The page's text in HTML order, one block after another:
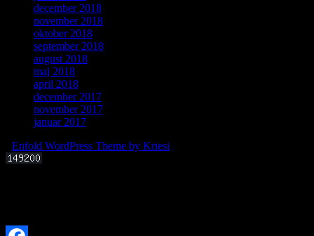
december 2018
november 2018
oktober 2018
september 2018
august 2018
maj 2018
april 2018
december 2017
november 2017
januar 2017
Enfold WordPress Theme by Kriesi